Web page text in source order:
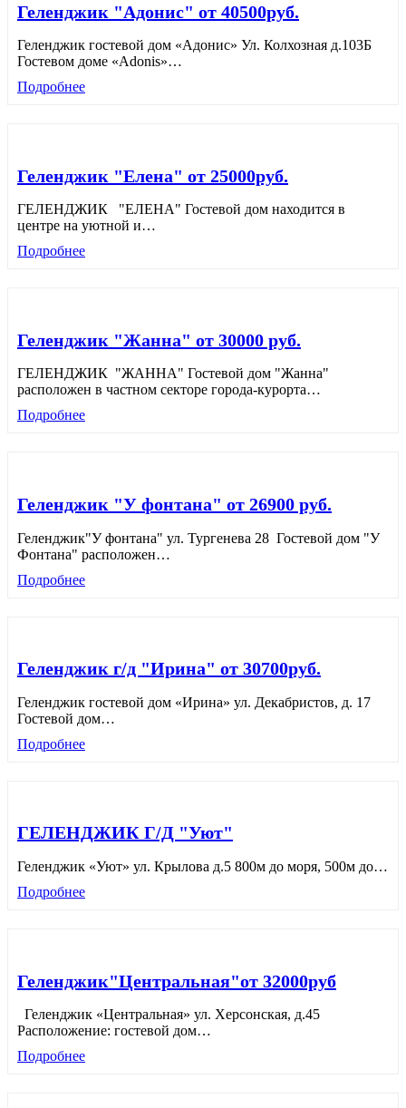
Геленджик "Адонис" от 40500руб.
Геленджик гостевой дом «Адонис» Ул. Колхозная д.103Б
Гостевом доме «Adonis»…
Подробнее
Геленджик "Елена" от 25000руб.
ГЕЛЕНДЖИК "ЕЛЕНА" Гостевой дом находится в
центре на уютной и…
Подробнее
Геленджик "Жанна" от 30000 руб.
ГЕЛЕНДЖИК "ЖАННА" Гостевой дом "Жанна"
расположен в частном секторе города-курорта…
Подробнее
Геленджик "У фонтана" от 26900 руб.
Геленджик"У фонтана" ул. Тургенева 28 Гостевой дом "У
Фонтана" расположен…
Подробнее
Геленджик г/д "Ирина" от 30700руб.
Геленджик гостевой дом «Ирина» ул. Декабристов, д. 17
Гостевой дом…
Подробнее
ГЕЛЕНДЖИК Г/Д "Уют"
Геленджик «Уют» ул. Крылова д.5 800м до моря, 500м до…
Подробнее
Геленджик"Центральная"от 32000руб
Геленджик «Центральная» ул. Херсонская, д.45
Расположение: гостевой дом…
Подробнее